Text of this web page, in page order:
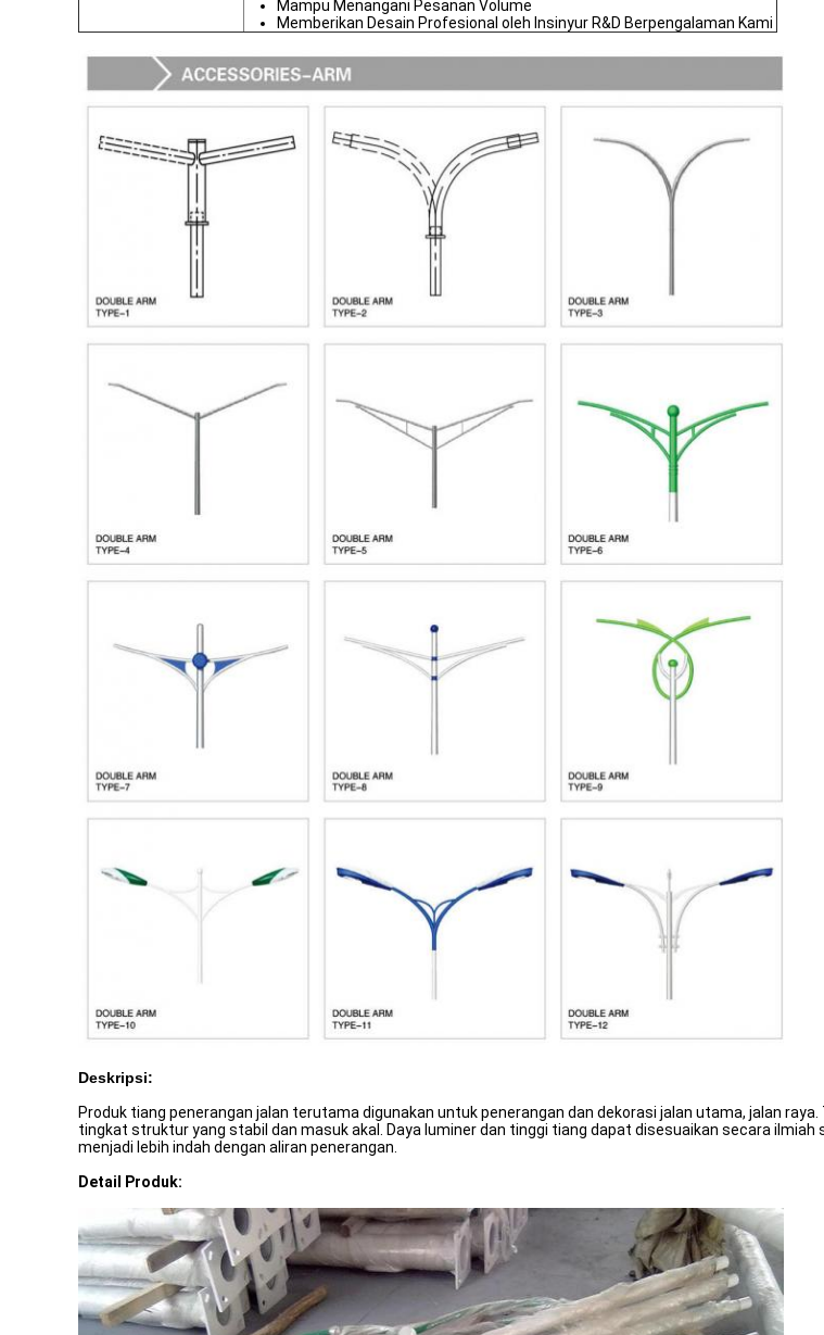
Mampu Menangani Pesanan Volume
Memberikan Desain Profesional oleh Insinyur R&D Berpengalaman Kami
Deskripsi:
Produk tiang penerangan jalan terutama digunakan untuk penerangan dan dekorasi jalan utama, jalan
tingkat struktur yang stabil dan masuk akal. Daya luminer dan tinggi tiang dapat disesuaikan secara ilmiah
menjadi lebih indah dengan aliran penerangan.
Detail Produk: